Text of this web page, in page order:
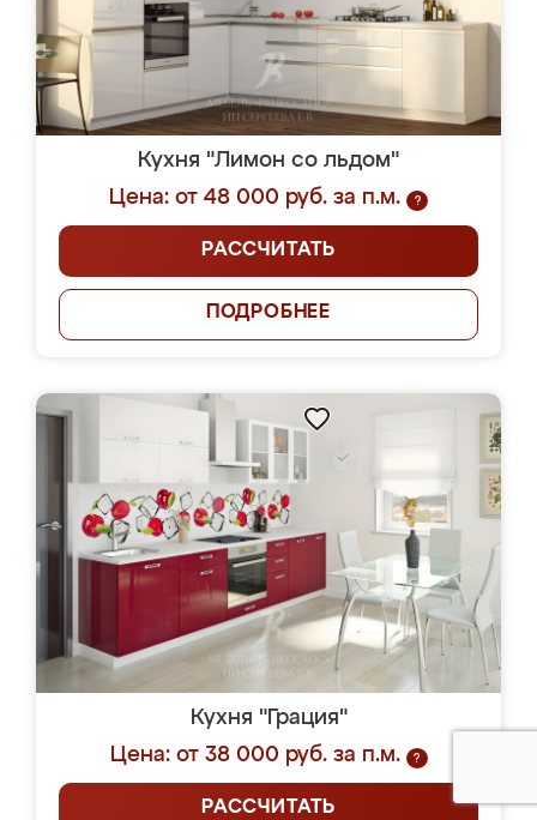
Кухня "Лимон со льдом"
Цена: от 48 000 руб. за п.м.
?
РАССЧИТАТЬ
ПОДРОБНЕЕ
Кухня "Грация"
Цена: от 38 000 руб. за п.м.
?
РАССЧИТАТЬ